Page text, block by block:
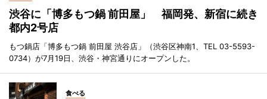
渋谷に「博多もつ鍋 前田屋」 福岡発、新宿に続き
都内2号店
もつ鍋店「博多もつ鍋 前田屋 渋谷店」（渋谷区神南1、TEL 03-5593-
0734）が7月19日、渋谷・神宮通りにオープンした。
食べる